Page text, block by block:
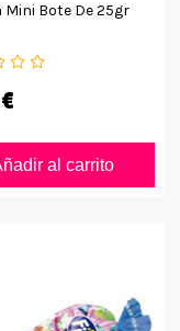
Mini Bote De 25gr
al carrito